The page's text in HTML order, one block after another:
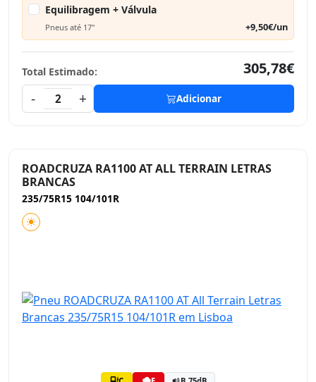
Equilibragem + Válvula
Pneus até 17" +9,50€/un
Total Estimado:
305,78€
-
2 + Adicionar
ROADCRUZA RA1100 AT ALL TERRAIN LETRAS
BRANCAS
235/75R15 104/101R